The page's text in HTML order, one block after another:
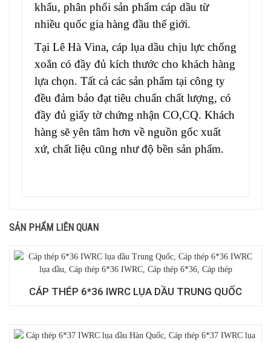
khẩu, phân phối sản phẩm cáp dầu từ
nhiều quốc gia hàng đầu thế giới.
Tại Lê Hà Vina, cáp lụa dầu chịu lực chống
xoắn có đầy đủ kích thước cho khách hàng
lựa chọn. Tất cả các sản phẩm tại công ty
đều đảm bảo đạt tiêu chuẩn chất lượng, có
đầy đủ giấy tờ chứng nhận CO,CQ. Khách
hàng sẽ yên tâm hơn về nguồn gốc xuất
xứ, chất liệu cũng như độ bền sản phẩm.
SẢN PHẨM LIÊN QUAN
CÁP THÉP 6*36 IWRC LỤA DẦU TRUNG QUỐC